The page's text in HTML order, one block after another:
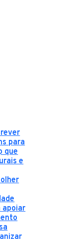
para
que
e
apoiar